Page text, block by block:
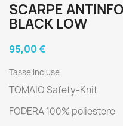
SCARPE
BLACK LOW
95,00 €
Tasse incluse
TOMAIO Safety-Knit
FODERA 100% poliestere